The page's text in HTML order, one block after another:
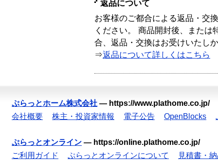
返品について
お客様のご都合による返品・交
ください。 商品開封後、または
合、返品・交換はお受けいたし
⇒返品について詳しくはこちら
ぷらっとホーム株式会社 — https://www.plathome.co.jp/
会社概要
株主・投資家情報 電子公告 OpenBlocks
ぷらっとオンライン — https://online.plathome.co.jp/
ご利用ガイド
ぷらっとオンラインについて
見積書・